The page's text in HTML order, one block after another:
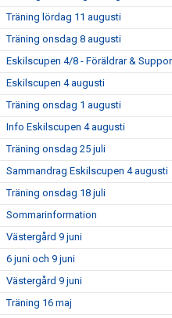
Träning lördag 11 augusti
Träning onsdag 8 augusti
Eskilscupen 4/8 - Föräldrar &
Eskilscupen 4 augusti
Träning onsdag 1 augusti
Info Eskilscupen 4 augusti
Träning onsdag 25 juli
Sammandrag Eskilscupen 4 augusti
Träning onsdag 18 juli
Sommarinformation
Västergård 9 juni
6 juni och 9 juni
Västergård 9 juni
Träning 16 maj